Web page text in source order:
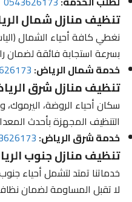
تنظيف منازل شمال
نغطي كافة أحياء الشمال
بسرعة استجابة فائقة لضمان
خدمة شمال الرياض:
تنظيف منازل شرق الرياض
سكان أحياء الروضة، اليرموك،
التنظيف المجهزة بأحدث
خدمة شرق الرياض:
تنظيف منازل جنوب
خدماتنا تمتد لتشمل أحياء
لا تقبل المساومة لضمان نظافة